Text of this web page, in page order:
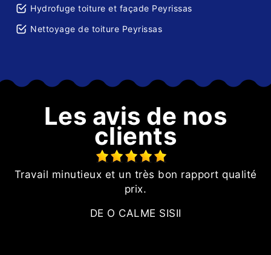
Hydrofuge toiture et façade Peyrissas
Nettoyage de toiture Peyrissas
Les avis de nos
clients
Travail minutieux et un très bon rapport qualité
prix.
DE O CALME SISII